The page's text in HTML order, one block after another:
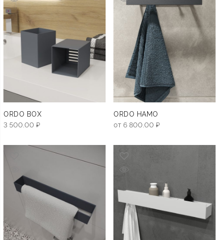
ORDO BOX
3 500.00 ₽
ORDO HAMO
от 6 800.00 ₽